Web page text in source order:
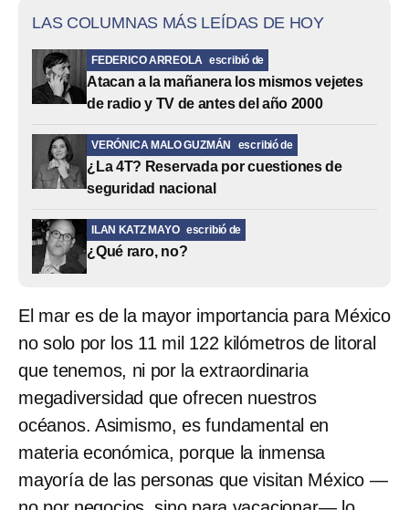
LAS COLUMNAS MÁS LEÍDAS DE HOY
FEDERICO ARREOLA escribió de
Atacan a la mañanera los mismos vejetes
de radio y TV de antes del año 2000
VERÓNICA MALO GUZMÁN escribió de
¿La 4T? Reservada por cuestiones de
seguridad nacional
ILAN KATZ MAYO escribió de
¿Qué raro, no?
El mar es de la mayor importancia para México
no solo por los 11 mil 122 kilómetros de litoral
que tenemos, ni por la extraordinaria
megadiversidad que ofrecen nuestros
océanos. Asimismo, es fundamental en
materia económica, porque la inmensa
mayoría de las personas que visitan México —